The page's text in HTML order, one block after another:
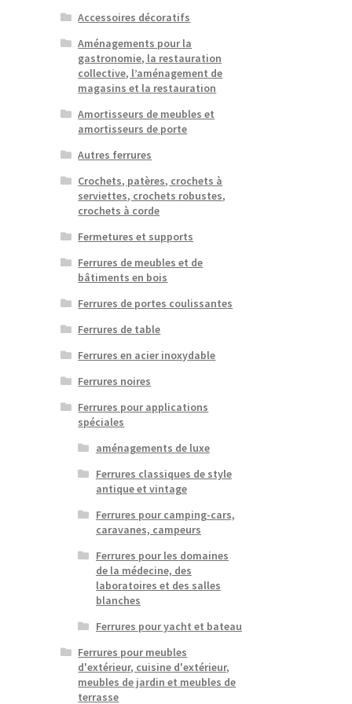
Accessoires décoratifs
Aménagements pour la
gastronomie, la restauration
collective, l’aménagement de
magasins et la restauration
Amortisseurs de meubles et
amortisseurs de porte
Autres ferrures
Crochets, patères, crochets à
serviettes, crochets robustes,
crochets à corde
Fermetures et supports
Ferrures de meubles et de
bâtiments en bois
Ferrures de portes coulissantes
Ferrures de table
Ferrures en acier inoxydable
Ferrures noires
Ferrures pour applications
spéciales
aménagements de luxe
Ferrures classiques de style
antique et vintage
Ferrures pour camping-cars,
caravanes, campeurs
Ferrures pour les domaines
de la médecine, des
laboratoires et des salles
blanches
Ferrures pour yacht et bateau
Ferrures pour meubles
d'extérieur, cuisine d'extérieur,
meubles de jardin et meubles de
terrasse